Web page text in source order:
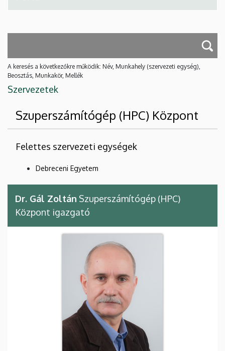
A keresés a következőkre működik: Név, Munkahely (szervezeti egység),
Beosztás, Munkakör, Mellék
Szervezetek
Szuperszámítógép (HPC) Központ
Felettes szervezeti egységek
Debreceni Egyetem
Dr. Gál Zoltán Szuperszámítógép (HPC)
Központ igazgató